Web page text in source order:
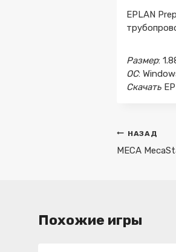
EPLAN
Размер:
ОС:
Скачать
по
НАЗАД
MECA
Похожие игры